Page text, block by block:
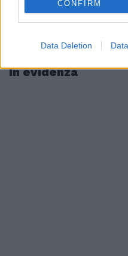
CONFIRM
Data Deletion
In evidenza